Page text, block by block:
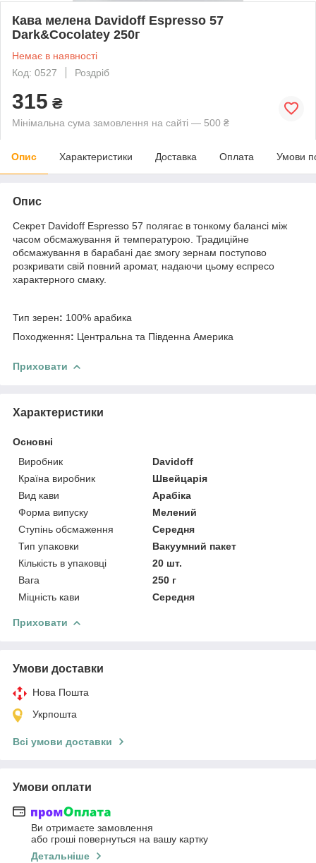
Кава мелена Davidoff Espresso 57
Dark&Cocolatey 250г
Немає в наявності
Код: 0527
Роздріб
315 ₴
Мінімальна сума замовлення на сайті — 500 ₴
Опис Характеристики Доставка Оплата Умови
Опис
Секрет Davidoff Espresso 57 полягає в тонкому балансі між
часом обсмажування й температурою. Традиційне
обсмажування в барабані дає змогу зернам поступово
розкривати свій повний аромат, надаючи цьому еспресо
характерного смаку.
Тип зерен: 100% арабика
Походження: Центральна та Південна Америка
Приховати
Характеристики
Основні
Виробник
Davidoff
Країна виробник
Швейцарія
Вид кави
Арабіка
Форма випуску
Мелений
Ступінь обсмаження
Середня
Тип упаковки
Вакуумний пакет
Кількість в упаковці
20 шт.
Вага
250 г
Міцність кави
Середня
Приховати
Умови доставки
Нова Пошта
Укрпошта
Всі умови доставки
Умови оплати
Ви отримаєте замовлення
або гроші повернуться на вашу картку
Детальніше